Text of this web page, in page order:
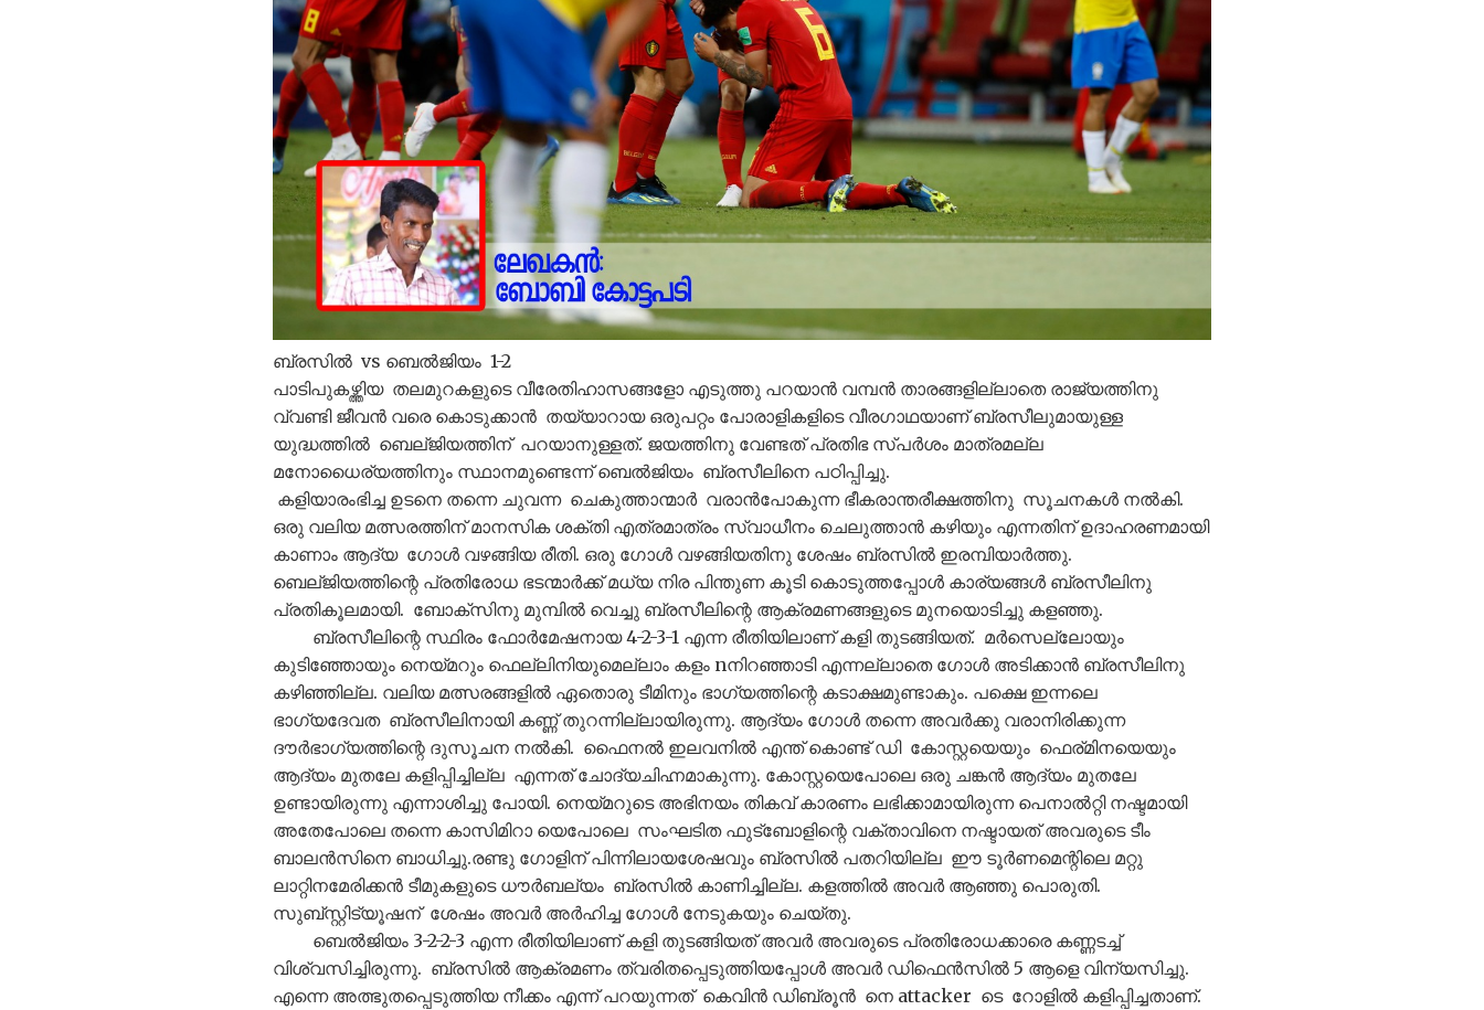
ബ്രസിൽ vs ബെൽജിയം 1-2
പാടിപുകഴ്ത്തിയ തലമുറകളുടെ വീരേതിഹാസങ്ങളോ എടുത്തു പറയാൻ വമ്പൻ താരങ്ങളില്ലാതെ രാജ്യത്തിനു
വ്വണ്ടി ജീവൻ വരെ കൊടുക്കാൻ തയ്യാറായ ഒരുപറ്റം പോരാളികളിടെ വീരഗാഥയാണ് ബ്രസീലുമായുള്ള
യുദ്ധത്തിൽ ബെല്ജിയത്തിന് പറയാനുള്ളത്. ജയത്തിനു വേണ്ടത് പ്രതിഭ സ്പർശം മാത്രമല്ല
മനോധൈര്യത്തിനും സ്ഥാനമുണ്ടെന്ന് ബെൽജിയം ബ്രസീലിനെ പഠിപ്പിച്ചു.
കളിയാരംഭിച്ച ഉടനെ തന്നെ ചുവന്ന ചെകുത്താന്മാർ വരാൻപോകുന്ന ഭീകരാന്തരീക്ഷത്തിനു സൂചനകൾ നൽകി.
ഒരു വലിയ മത്സരത്തിന് മാനസിക ശക്തി എത്രമാത്രം സ്വാധീനം ചെലുത്താൻ കഴിയും എന്നതിന് ഉദാഹരണമായി
കാണാം ആദ്യ ഗോൾ വഴങ്ങിയ രീതി. ഒരു ഗോൾ വഴങ്ങിയതിനു ശേഷം ബ്രസിൽ ഇരമ്പിയാർത്തു.
ബെല്ജിയത്തിന്റെ പ്രതിരോധ ഭടന്മാർക്ക് മധ്യ നിര പിന്തുണ കൂടി കൊടുത്തപ്പോൾ കാര്യങ്ങൾ ബ്രസീലിനു
പ്രതികൂലമായി. ബോക്സിനു മുമ്പിൽ വെച്ചു ബ്രസീലിന്റെ ആക്രമണങ്ങളുടെ മുനയൊടിച്ചു കളഞ്ഞു.
ബ്രസീലിന്റെ സ്ഥിരം ഫോർമേഷനായ 4-2-3-1 എന്ന രീതിയിലാണ് കളി തുടങ്ങിയത്. മർസെല്ലോയും
കുടിഞ്ഞോയും നെയ്മറും ഫെല്ലിനിയുമെല്ലാം കളം nനിറഞ്ഞാടി എന്നല്ലാതെ ഗോൾ അടിക്കാൻ ബ്രസീലിനു
കഴിഞ്ഞില്ല. വലിയ മത്സരങ്ങളിൽ ഏതൊരു ടീമിനും ഭാഗ്യത്തിന്റെ കടാക്ഷമുണ്ടാകും. പക്ഷെ ഇന്നലെ
ഭാഗ്യദേവത ബ്രസീലിനായി കണ്ണ് തുറന്നില്ലായിരുന്നു. ആദ്യം ഗോൾ തന്നെ അവർക്കു വരാനിരിക്കുന്ന
ദൗർഭാഗ്യത്തിന്റെ ദുസൂചന നൽകി. ഫൈനൽ ഇലവനിൽ എന്ത് കൊണ്ട് ഡി കോസ്റ്റയെയും ഫെര്മിനയെയും
ആദ്യം മുതലേ കളിപ്പിച്ചില്ല എന്നത് ചോദ്യചിഹ്നമാകുന്നു. കോസ്റ്റയെപോലെ ഒരു ചങ്കൻ ആദ്യം മുതലേ
ഉണ്ടായിരുന്നു എന്നാശിച്ചു പോയി. നെയ്മറുടെ അഭിനയം തികവ് കാരണം ലഭിക്കാമായിരുന്ന പെനാൽറ്റി നഷ്ടമായി
അതേപോലെ തന്നെ കാസിമിറാ യെപോലെ സംഘടിത ഫുട്ബോളിന്റെ വക്താവിനെ നഷ്ടായത് അവരുടെ ടീം
ബാലൻസിനെ ബാധിച്ചു.രണ്ടു ഗോളിന് പിന്നിലായശേഷവും ബ്രസിൽ പതറിയില്ല ഈ ടൂർണമെന്റിലെ മറ്റു
ലാറ്റിനമേരിക്കൻ ടീമുകളുടെ ധൗർബല്യം ബ്രസിൽ കാണിച്ചില്ല. കളത്തിൽ അവർ ആഞ്ഞു പൊരുതി.
സുബ്സ്റ്റിട്യൂഷന്‌ ശേഷം അവർ അർഹിച്ച ഗോൾ നേടുകയും ചെയ്തു.
ബെൽജിയം 3-2-2-3 എന്ന രീതിയിലാണ് കളി തുടങ്ങിയത് അവർ അവരുടെ പ്രതിരോധക്കാരെ കണ്ണടച്ച്
വിശ്വസിച്ചിരുന്നു. ബ്രസിൽ ആക്രമണം ത്വരിതപ്പെടുത്തിയപ്പോൾ അവർ ഡിഫെൻസിൽ 5 ആളെ വിന്യസിച്ചു.
എന്നെ അത്ഭുതപ്പെടുത്തിയ നീക്കം എന്ന് പറയുന്നത് കെവിൻ ഡിബ്രൂൻ നെ attacker ടെ റോളിൽ കളിപ്പിച്ചതാണ്.